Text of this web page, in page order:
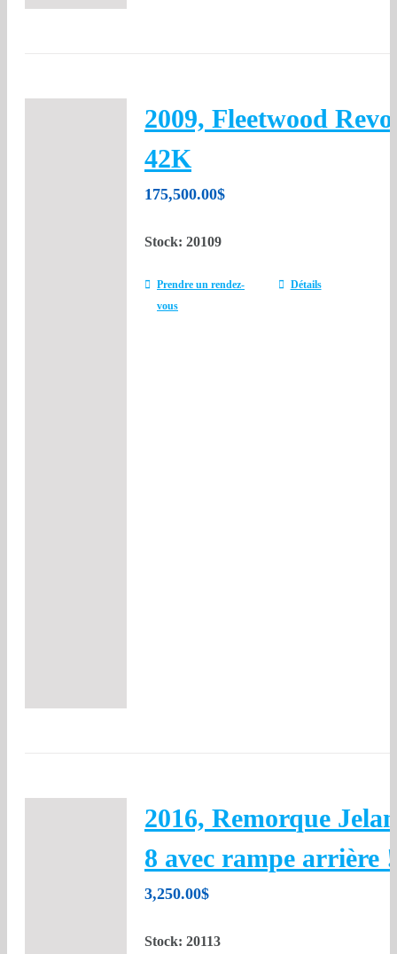
2009, Fleetwood
42K
175,500.00$
Stock: 20109
Prendre un rendez-
vous
Détails
2016, Remorque
8 avec rampe arrière !
3,250.00$
Stock: 20113